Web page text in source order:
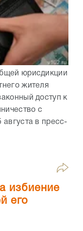
юрисдикции
жителя
доступ к
с
в пресс-
избиение
его